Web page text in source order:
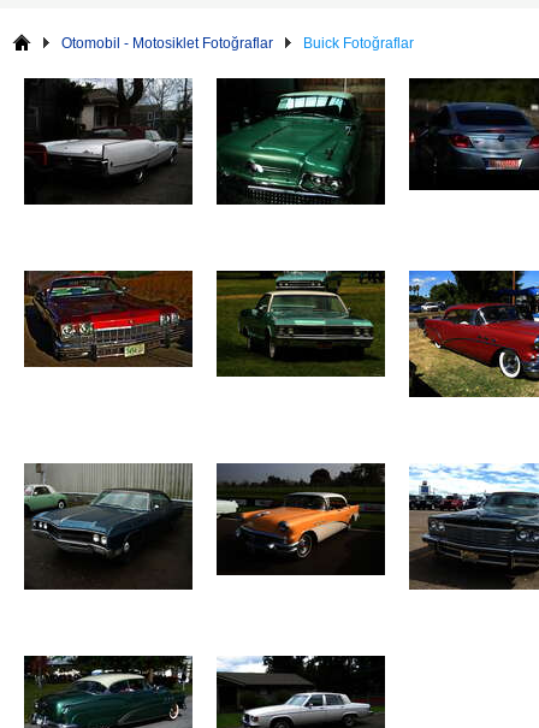
Otomobil - Motosiklet Fotoğraflar Buick Fotoğraflar